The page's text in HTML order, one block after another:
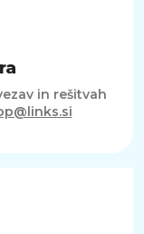
in rešitvah